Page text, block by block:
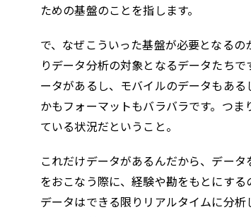
ための基盤のことを指します。
で、なぜこういった基盤が必要となる
りデータ分析の対象となるデータたち
ータがあるし、モバイルのデータもあ
かもフォーマットもバラバラです。つ
ている状況だということ。
これだけデータがあるんだから、デー
をおこなう際に、経験や勘をもとにす
データはできる限りリアルタイムに分